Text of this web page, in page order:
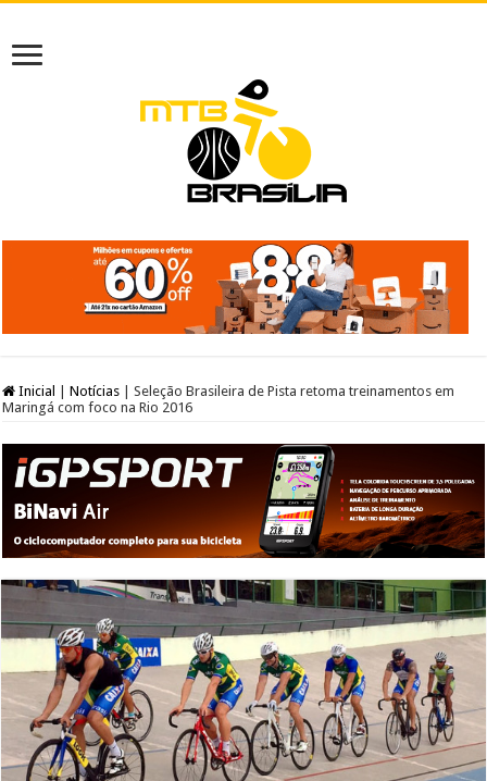
Inicial Notícias
Seleção Brasileira de Pista retoma treinamentos em
Maringá com foco na Rio 2016